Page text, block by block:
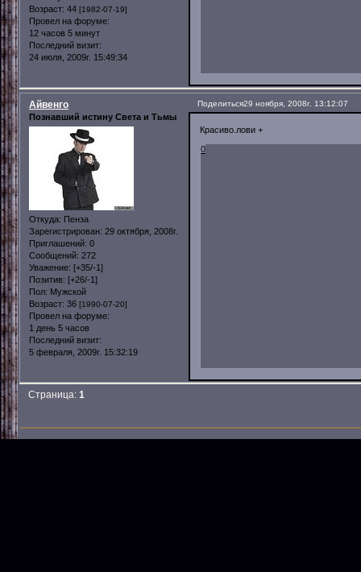
Возраст: 44 [1982-07-19]
Провел на форуме:
12 часов 5 минут
Последний визит:
24 июля, 2009г. 15:49:34
Поделиться29 ноября, 2008г. 13:12:07
Айвенго
Познавший истину Света и Тьмы
Откуда: Пенза
Зарегистрирован: 29 октября, 2008г.
Приглашений: 0
Сообщений: 272
Уважение: [+35/-1]
Позитив: [+26/-1]
Пол: Мужской
Возраст: 36 [1990-07-20]
Провел на форуме:
1 день 5 часов
Последний визит:
5 февраля, 2009г. 15:32:19
Красиво.лови +
0
Страница:1